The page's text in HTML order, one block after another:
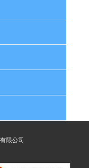
限公司